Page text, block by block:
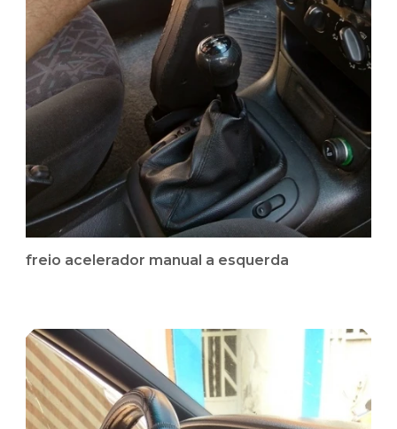
freio acelerador manual a esquerda